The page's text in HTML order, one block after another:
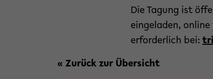
Die Tagung ist
eingeladen,
erforderlich bei:
« Zurück zur Übersicht